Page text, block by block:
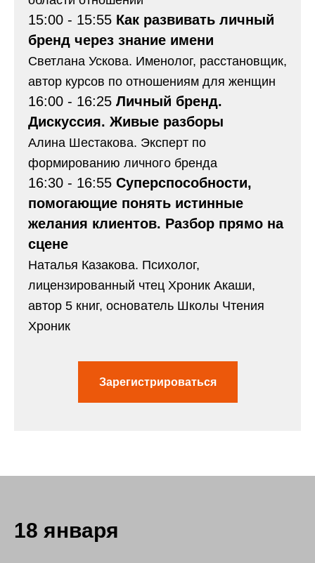
15:00 - 15:55 Как развивать личный
бренд через знание имени
Светлана Ускова. Именолог, расстановщик,
автор курсов по отношениям для женщин
16:00 - 16:25 Личный бренд.
Дискуссия. Живые разборы
Алина Шестакова. Эксперт по
формированию личного бренда
16:30 - 16:55 Суперспособности,
помогающие понять истинные
желания клиентов. Разбор прямо на
сцене
Наталья Казакова. Психолог,
лицензированный чтец Хроник Акаши,
автор 5 книг, основатель Школы Чтения
Хроник
Зарегистрироваться
18 января